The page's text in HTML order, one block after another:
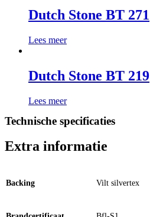
Dutch Stone BT 271
Lees meer
Dutch Stone BT 219
Lees meer
Technische specificaties
Extra informatie
Backing Vilt silvertex